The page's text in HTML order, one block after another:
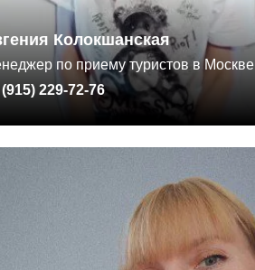
Колокшанская
по приему туристов в Москве
229-72-76